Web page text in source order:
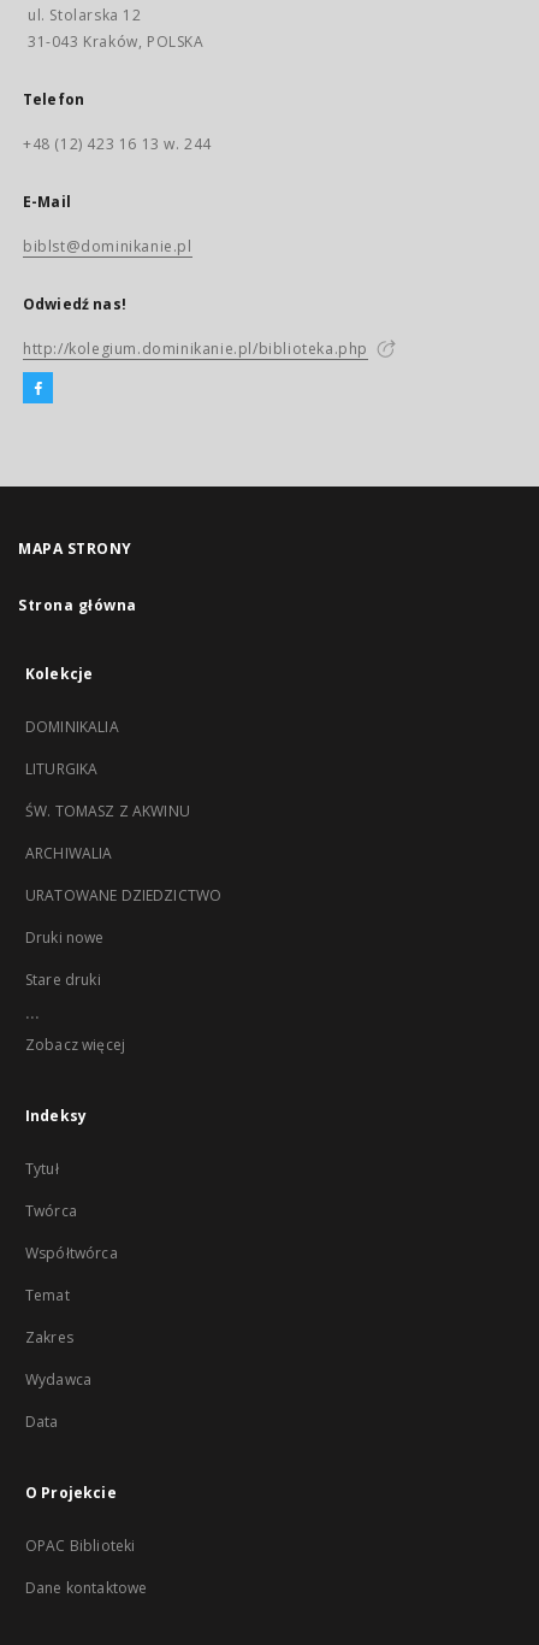
ul. Stolarska 12
31-043 Kraków, POLSKA
Telefon
+48 (12) 423 16 13 w. 244
E-Mail
biblst@dominikanie.pl
Odwiedź nas!
http://kolegium.dominikanie.pl/biblioteka.php
MAPA STRONY
Strona główna
Kolekcje
DOMINIKALIA
LITURGIKA
ŚW. TOMASZ Z AKWINU
ARCHIWALIA
URATOWANE DZIEDZICTWO
Druki nowe
Stare druki
...
Zobacz więcej
Indeksy
Tytuł
Twórca
Współtwórca
Temat
Zakres
Wydawca
Data
O Projekcie
OPAC Biblioteki
Dane kontaktowe